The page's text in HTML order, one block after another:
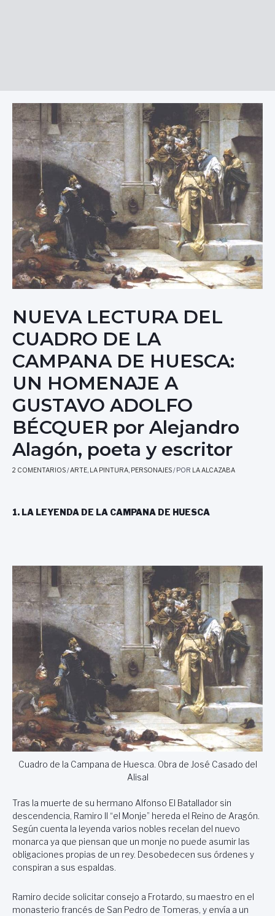
NUEVA LECTURA DEL
CUADRO DE LA
CAMPANA DE HUESCA:
UN HOMENAJE A
GUSTAVO ADOLFO
BÉCQUER por Alejandro
Alagón, poeta y escritor
2 COMENTARIOS/ARTE, LA PINTURA, PERSONAJES/ POR LA ALCAZABA
1. LA LEYENDA DE LA CAMPANA DE HUESCA
Cuadro de la Campana de Huesca. Obra de José Casado del
Alisal
Tras la muerte de su hermano Alfonso El Batallador sin
descendencia, Ramiro II “el Monje” hereda el Reino de Aragón.
Según cuenta la leyenda varios nobles recelan del nuevo
monarca ya que piensan que un monje no puede asumir las
obligaciones propias de un rey. Desobedecen sus órdenes y
conspiran a sus espaldas.
Ramiro decide solicitar consejo a Frotardo, su maestro en el
monasterio francés de San Pedro de Tomeras, y envía a un